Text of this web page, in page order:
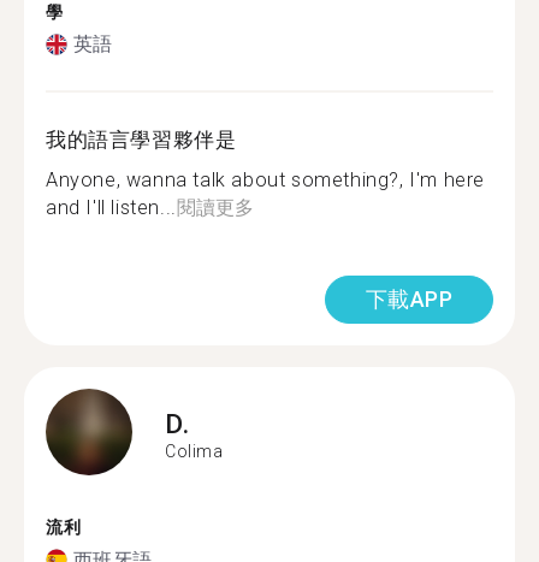
學
英語
我的語言學習夥伴是
Anyone, wanna talk about something?, I'm here
and I'll listen...閱讀更多
下載APP
D.
Colima
流利